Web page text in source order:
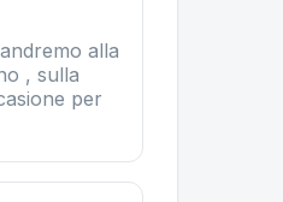
alla
, sulla
per